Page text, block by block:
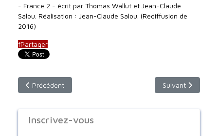
- France 2 - écrit par Thomas Wallut et Jean-Claude
Salou. Réalisation : Jean-Claude Salou. (Rediffusion de
2016)
fPartager
Article précédent : Samedi 15 août 2020 à 9h45 - France 2
Précédent Article suivant :
Suivant
Inscrivez-vous